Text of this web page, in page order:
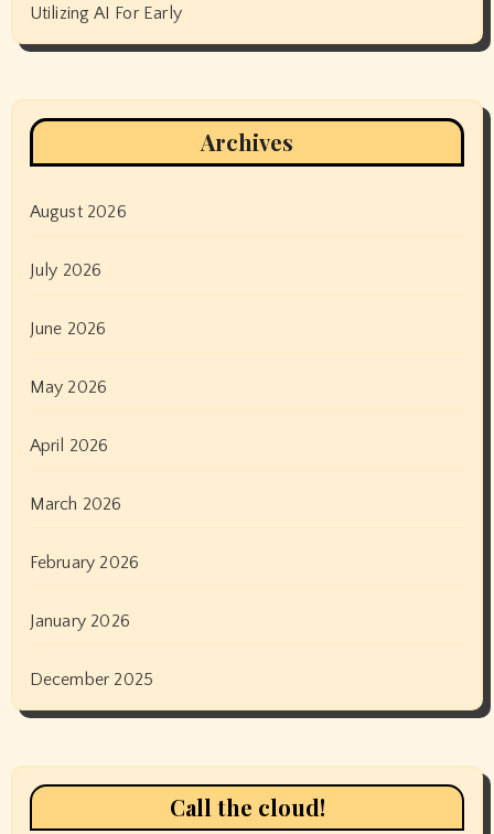
Utilizing AI For Early
Archives
August 2026
July 2026
June 2026
May 2026
April 2026
March 2026
February 2026
January 2026
December 2025
Call the cloud!